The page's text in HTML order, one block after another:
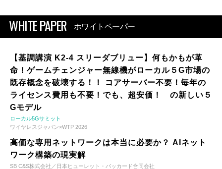
WHITE PAPER ホワイトペーパー
【基調講演 K2-4 スリーダブリュー】何もかもが革
命！ゲームチェンジャー無線機がローカル５G市場の
既存概念を破壊する！！ コアサーバー不要！毎年の
ライセンス費用も不要！でも、超安価！ の新しい５
Gモデル
ローカル5Gサミット
ワイヤレスジャパン×WTP 2026
高価な専用ネットワークは本当に必要か？ AIネット
ワーク構築の現実解
SB C&S株式会社／日本ヒューレット・パッカード合同会社